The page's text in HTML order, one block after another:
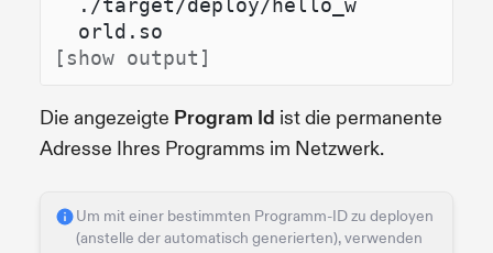
./target/deploy/hello_w
orld.so
[show output]
Die angezeigte Program Id ist die permanente
Adresse Ihres Programms im Netzwerk.
Um mit einer bestimmten Programm-ID zu deployen
(anstelle der automatisch generierten), verwenden